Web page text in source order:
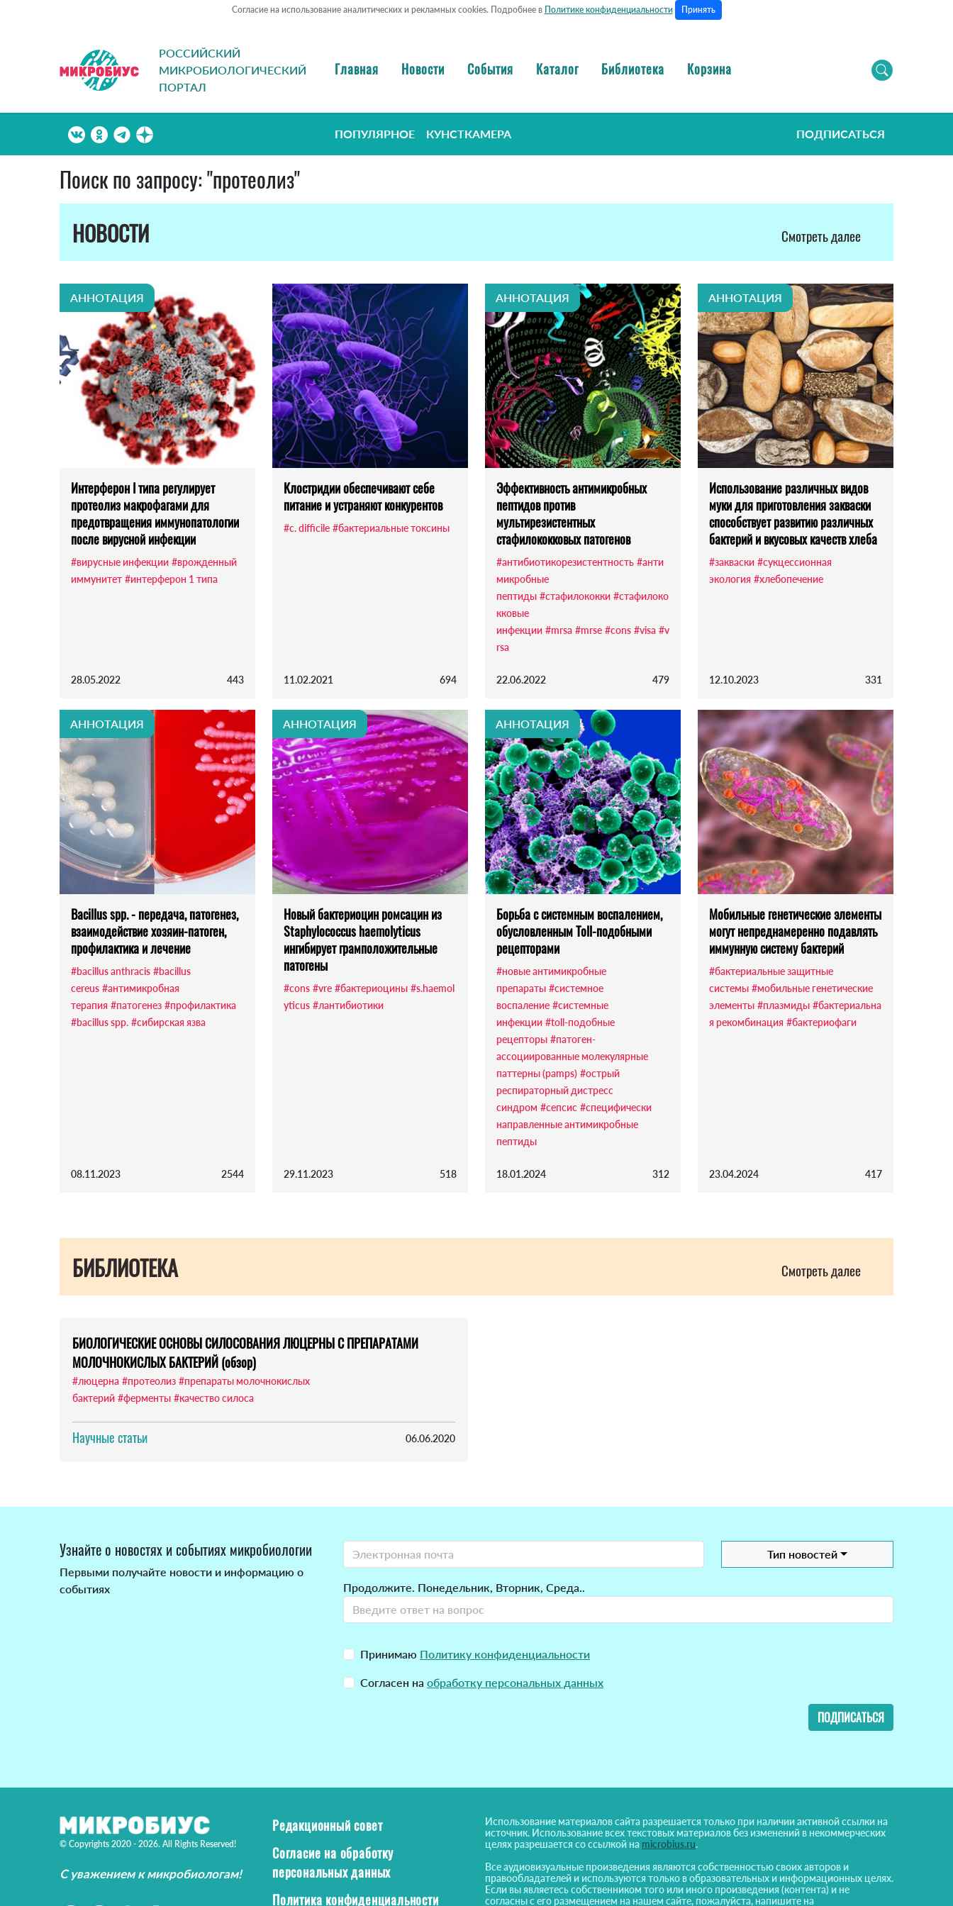
Согласие на использование аналитических и рекламных cookies. Подробнее в Политике конфиденциальности Принять
РОССИЙСКИЙ
МИКРОБИОЛОГИЧЕСКИЙ
ПОРТАЛ
Главная Новости События Каталог Библиотека Корзина
ПОПУЛЯРНОЕ КУНСТКАМЕРА ПОДПИСАТЬСЯ
Поиск по запросу: "протеолиз"
НОВОСТИ
Смотреть далее
АННОТАЦИЯ
Интерферон I типа регулирует
протеолиз макрофагами для
предотвращения иммунопатологии
после вирусной инфекции
#вирусные инфекции #врожденный
иммунитет #интерферон 1 типа
28.05.2022 443
Клостридии обеспечивают себе
питание и устраняют конкурентов
#c. difficile #бактериальные токсины
11.02.2021 694
АННОТАЦИЯ
Эффективность антимикробных
пептидов против
мультирезистентных
стафилококковых патогенов
#антибиотикорезистентность #анти
микробные
пептиды #стафилококки #стафилоко
кковые
инфекции #mrsa #mrse #cons #visa #v
rsa
22.06.2022 479
АННОТАЦИЯ
Использование различных видов
муки для приготовления закваски
способствует развитию различных
бактерий и вкусовых качеств хлеба
#закваски #сукцессионная
экология #хлебопечение
12.10.2023 331
АННОТАЦИЯ
Bacillus spp. - передача, патогенез,
взаимодействие хозяин-патоген,
профилактика и лечение
#bacillus anthracis #bacillus
cereus #антимикробная
терапия #патогенез #профилактика
#bacillus spp. #сибирская язва
08.11.2023 2544
АННОТАЦИЯ
Новый бактериоцин ромсацин из
Staphylococcus haemolyticus
ингибирует грамположительные
патогены
#cons #vre #бактериоцины #s.haemol
yticus #лантибиотики
29.11.2023 518
АННОТАЦИЯ
Борьба с системным воспалением,
обусловленным Toll-подобными
рецепторами
#новые антимикробные
препараты #системное
воспаление #системные
инфекции #toll-подобные
рецепторы #патоген-
ассоциированные молекулярные
паттерны (pamps) #острый
респираторный дистресс
синдром #сепсис #специфически
направленные антимикробные
пептиды
18.01.2024 312
Мобильные генетические элементы
могут непреднамеренно подавлять
иммунную систему бактерий
#бактериальные защитные
системы #мобильные генетические
элементы #плазмиды #бактериальна
я рекомбинация #бактериофаги
23.04.2024 417
БИБЛИОТЕКА Смотреть далее
БИОЛОГИЧЕСКИЕ ОСНОВЫ СИЛОСОВАНИЯ ЛЮЦЕРНЫ С ПРЕПАРАТАМИ
МОЛОЧНОКИСЛЫХ БАКТЕРИЙ (обзор)
#люцерна #протеолиз #препараты молочнокислых
бактерий #ферменты #качество силоса
Научные статьи 06.06.2020
Узнайте о новостях и событиях микробиологии
Первыми получайте новости и информацию о
событиях
Тип новостей
Продолжите. Понедельник, Вторник, Среда..
Принимаю Политику конфиденциальности
Согласен на обработку персональных данных
ПОДПИСАТЬСЯ
© Copyrights 2020 - 2026. All Rights Reserved!
С уважением к микробиологам!
Редакционный совет
Согласие на обработку
персональных данных
Политика конфиденциальности
Использование материалов сайта разрешается только при наличии активной ссылки на
источник. Использование всех текстовых материалов без изменений в некоммерческих
целях разрешается со ссылкой на microbius.ru.
Все аудиовизуальные произведения являются собственностью своих авторов и
правообладателей и используются только в образовательных и информационных целях.
Если вы являетесь собственником того или иного произведения (контента) и не
согласны с его размещением на нашем сайте, пожалуйста, напишите на